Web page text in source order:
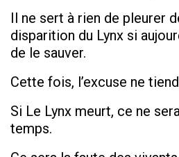
Il ne sert à rien de pleurer
disparition du Lynx si
de le sauver.
Cette fois, l’excuse ne
Si Le Lynx meurt, ce ne
temps.